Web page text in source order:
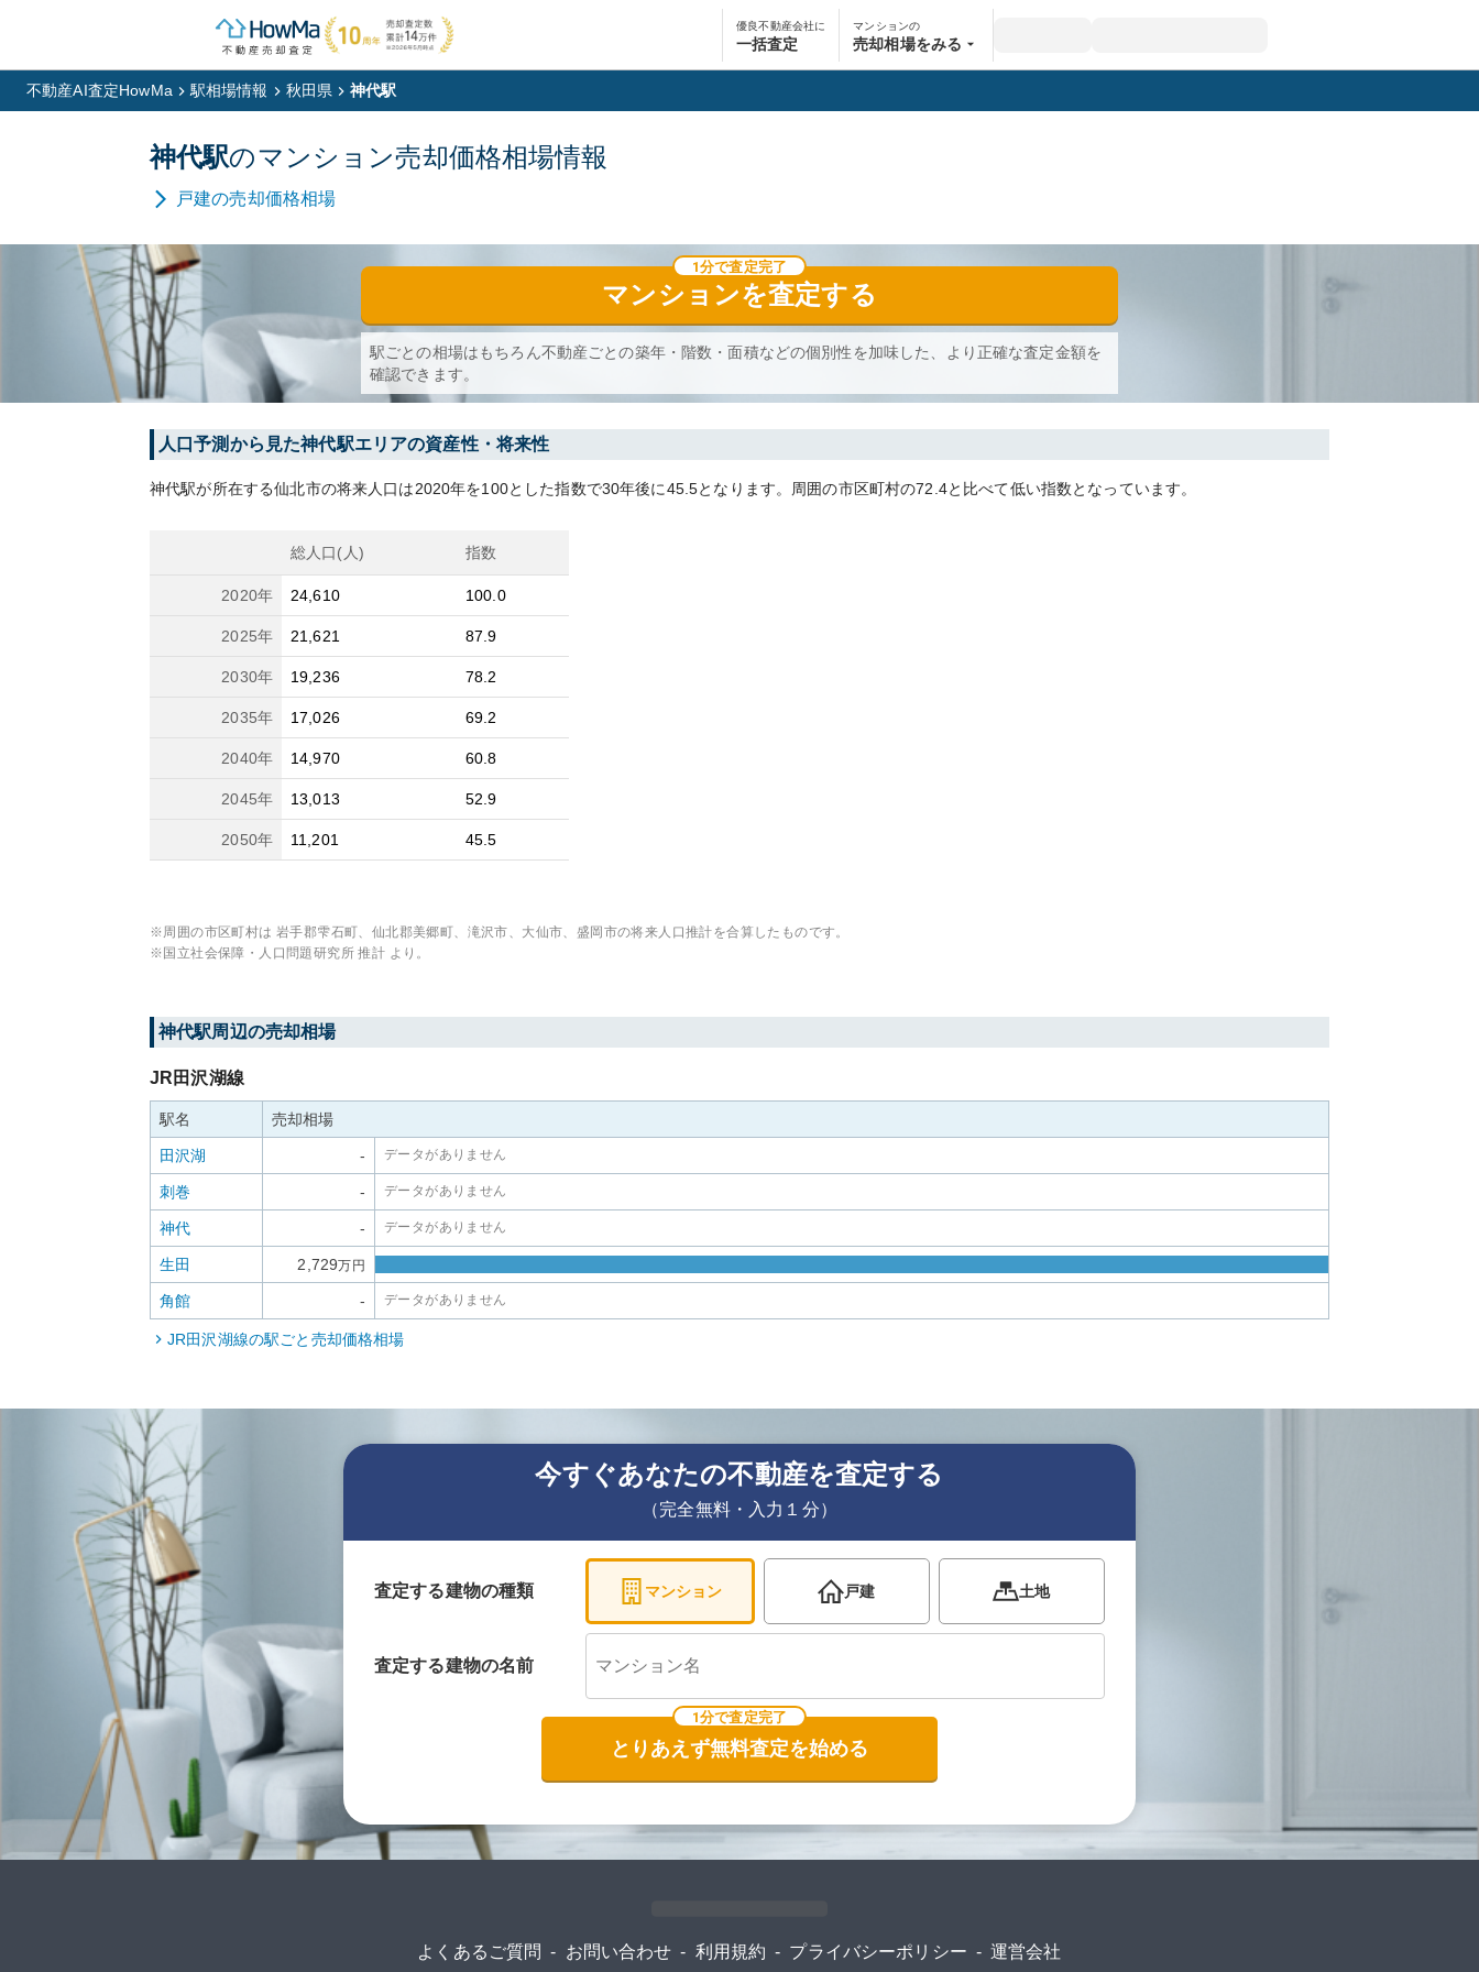
優良不動産会社に
一括査定
マンションの
売却相場をみる
不動産AI査定HowMa 駅相場情報 秋田県 神代駅
神代駅のマンション売却価格相場情報
戸建の売却価格相場
マンションを査定する
1分で査定完了
駅ごとの相場はもちろん不動産ごとの築年・階数・面積などの個別性を加味した、より正確な査定金額を
確認できます。
人口予測から見た神代駅エリアの資産性・将来性
神代駅が所在する仙北市の将来人口は2020年を100とした指数で30年後に45.5となります。 周囲の市区町村の72.4と比べて低い指数となっています。
総人口(人) 指数
2020年 24,610 100.0
2025年 21,621 87.9
2030年 19,236 78.2
2035年 17,026 69.2
2040年 14,970 60.8
2045年 13,013 52.9
2050年 11,201 45.5
※周囲の市区町村は 岩手郡雫石町、仙北郡美郷町、滝沢市、大仙市、盛岡市の将来人口推計を合算したものです。
※国立社会保障・人口問題研究所 推計 より。
神代駅周辺の売却相場
JR田沢湖線
駅名 売却相場
田沢湖 - データがありません
刺巻 - データがありません
神代 - データがありません
生田 2,729万円
角館 - データがありません
JR田沢湖線の駅ごと売却価格相場
今すぐあなたの不動産を査定する
（完全無料・入力１分）
査定する建物の種類 マンション 戸建 土地
査定する建物の名前
1分で査定完了
とりあえず無料査定を始める
よくあるご質問 - お問い合わせ - 利用規約 - プライバシーポリシー - 運営会社